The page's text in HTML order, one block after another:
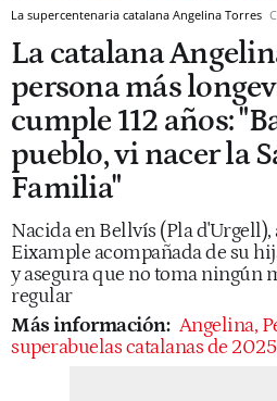
La supercentenaria catalana Angelina Torres
La catalana
persona más
cumple 112 años:
pueblo, vi nacer la
Familia"
Nacida en Bellvís (Pla
Eixample acompañada de su
y asegura que no toma ningún
regular
Más información: Angelina,
superabuelas catalanas de